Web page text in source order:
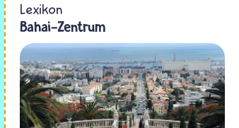
Lexikon
Bahai-Zentrum